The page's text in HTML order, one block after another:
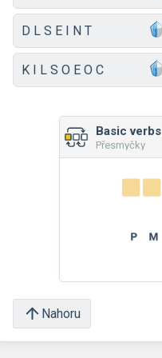
D L S E I N T
K I L S O E O C
Basic verbs
Přesmyčky
Nahoru